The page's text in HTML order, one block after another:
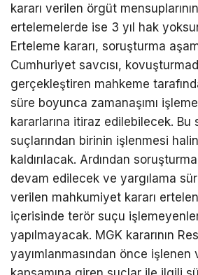
kararı verilen örgüt
ertelemelerde ise 3 yıl hak
Erteleme kararı, soruşturma
Cumhuriyet savcısı,
gerçekleştiren mahkeme
süre boyunca zamanaşımı
kararlarına itiraz edilebilecek. Bu
suçlarından birinin işlenmesi
kaldırılacak. Ardından
devam edilecek ve yargılama
verilen mahkumiyet kararı
içerisinde terör suçu
yapılmayacak. MGK kararının
yayımlanmasından önce işlenen